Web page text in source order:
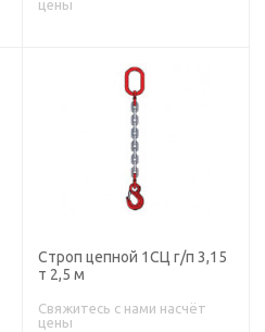
цены
Строп цепной 1СЦ г/п 3,15
т 2,5 м
Свяжитесь с нами насчёт
цены